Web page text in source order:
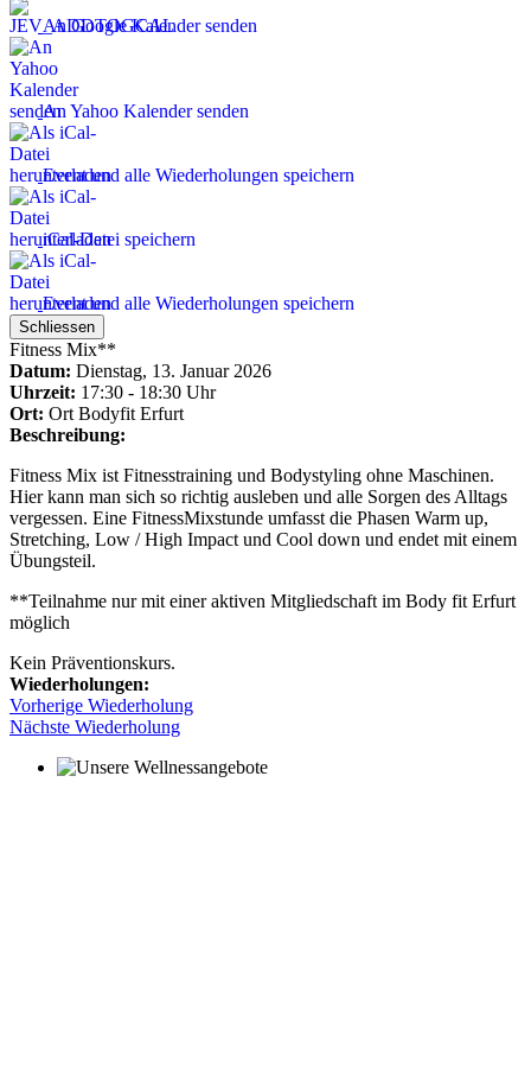
An Google Kalender senden
An Yahoo Kalender senden
Event und alle Wiederholungen speichern
iCal-Datei speichern
Event und alle Wiederholungen speichern
Schliessen
Fitness Mix**
Datum: Dienstag, 13. Januar 2026
Uhrzeit: 17:30 - 18:30 Uhr
Ort: Ort Bodyfit Erfurt
Beschreibung:
Fitness Mix ist Fitnesstraining und Bodystyling ohne Maschinen.
Hier kann man sich so richtig ausleben und alle Sorgen des Alltags
vergessen. Eine FitnessMixstunde umfasst die Phasen Warm up,
Stretching, Low / High Impact und Cool down und endet mit einem
Übungsteil.
**Teilnahme nur mit einer aktiven Mitgliedschaft im Body fit Erfurt
möglich
Kein Präventionskurs.
Wiederholungen:
Vorherige Wiederholung
Nächste Wiederholung